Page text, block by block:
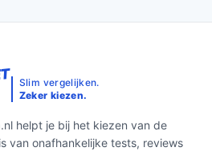
Slim vergelijken.
Zeker kiezen.
helpt je bij het kiezen van de
van onafhankelijke tests, reviews